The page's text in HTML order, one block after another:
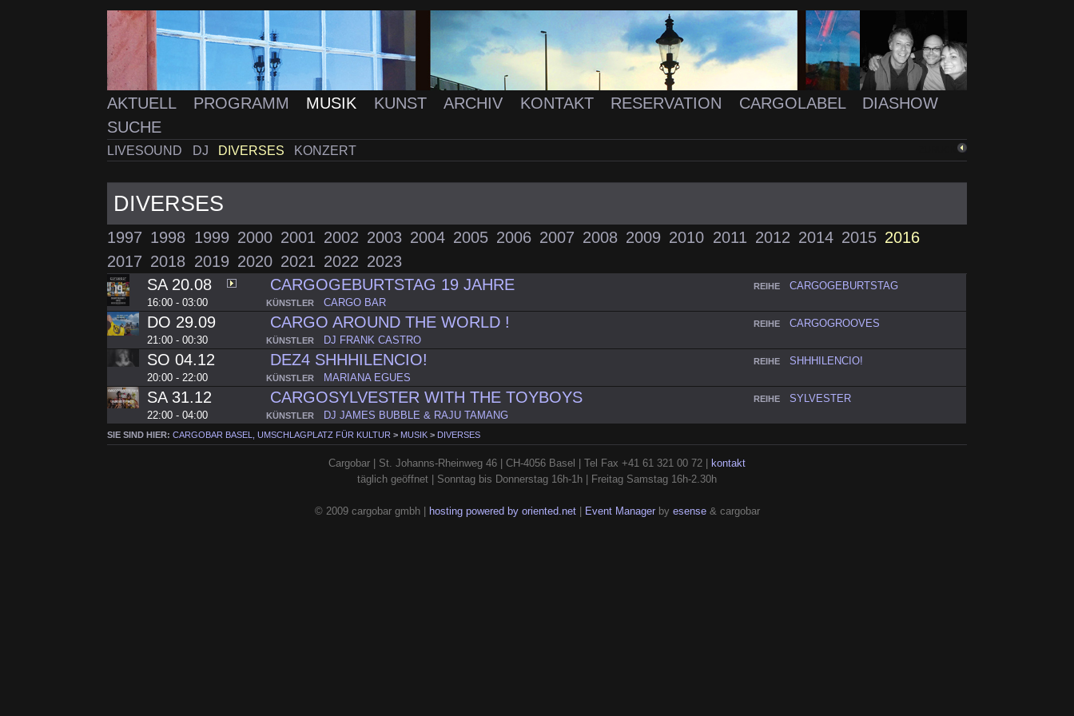
AKTUELL PROGRAMM MUSIK KUNST ARCHIV KONTAKT RESERVATION CARGOLABEL
DIASHOW
SUCHE
LIVESOUND DJ DIVERSES KONZERT
DIVERSES
1997 1998 1999 2000 2001 2002 2003 2004 2005 2006 2007 2008 2009 2010 2011 2012 2014 2015 2016
2017 2018 2019 2020 2021 2022 2023
SA 20.08
16:00 - 03:00
CARGOGEBURTSTAG 19 JAHRE
KÜNSTLER CARGO BAR
REIHE CARGOGEBURTSTAG
DO 29.09
21:00 - 00:30
CARGO AROUND THE WORLD !
KÜNSTLER DJ FRANK CASTRO
REIHE CARGOGROOVES
SO 04.12
20:00 - 22:00
DEZ4 SHHHILENCIO!
KÜNSTLER MARIANA EGUES
REIHE SHHHILENCIO!
SA 31.12
22:00 - 04:00
CARGOSYLVESTER WITH THE TOYBOYS
KÜNSTLER DJ JAMES BUBBLE & RAJU TAMANG
REIHE SYLVESTER
SIE SIND HIER:CARGOBAR BASEL, UMSCHLAGPLATZ FÜR KULTUR > MUSIK > DIVERSES
Cargobar | St. Johanns-Rheinweg 46 | CH-4056 Basel | Tel Fax +41 61 321 00 72 |
kontakt
täglich geöffnet | Sonntag bis Donnerstag 16h-1h | Freitag Samstag 16h-2.30h
© 2009 cargobar gmbh | hosting powered by oriented.net| Event Managerby esense& cargobar